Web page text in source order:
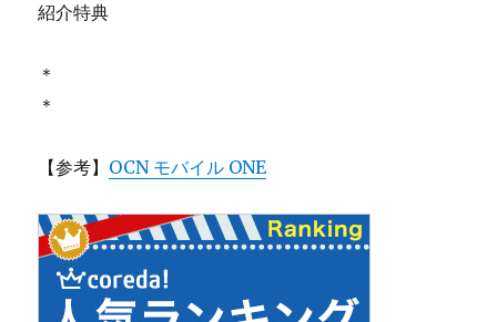
紹介特典
＊
＊
【参考】 OCN モバイル ONE